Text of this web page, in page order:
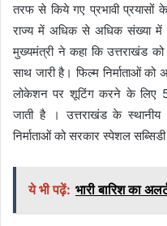
तरफ से किये गए प्रभावी प्रयासों
राज्य में अधिक से अधिक संख्या में
मुख्यमंत्री ने कहा कि उत्तराखंड
साथ जारी है। फिल्म निर्माताओं
लोकेशन पर शूटिंग करने के लिए 5
जाती है । उत्तराखंड के
निर्माताओं को सरकार स्पेशल
ये भी पढ़ें: भारी बारिश का